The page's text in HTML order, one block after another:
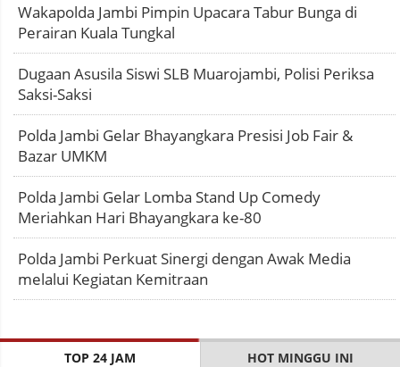
Wakapolda Jambi Pimpin Upacara Tabur Bunga di
Perairan Kuala Tungkal
Dugaan Asusila Siswi SLB Muarojambi, Polisi Periksa
Saksi-Saksi
Polda Jambi Gelar Bhayangkara Presisi Job Fair &
Bazar UMKM
Polda Jambi Gelar Lomba Stand Up Comedy
Meriahkan Hari Bhayangkara ke-80
Polda Jambi Perkuat Sinergi dengan Awak Media
melalui Kegiatan Kemitraan
TOP 24 JAM HOT MINGGU INI